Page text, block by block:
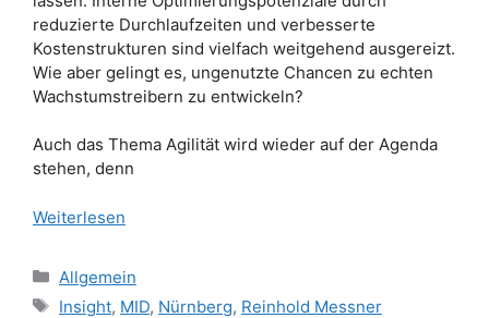
reduzierte Durchlaufzeiten und verbesserte
Kostenstrukturen sind vielfach weitgehend ausgereizt.
Wie aber gelingt es, ungenutzte Chancen zu echten
Wachstumstreibern zu entwickeln?
Auch das Thema Agilität wird wieder auf der Agenda
stehen, denn
Weiterlesen
Kategorien
Allgemein
Schlagwörter
Insight, MID, Nürnberg, Reinhold Messner